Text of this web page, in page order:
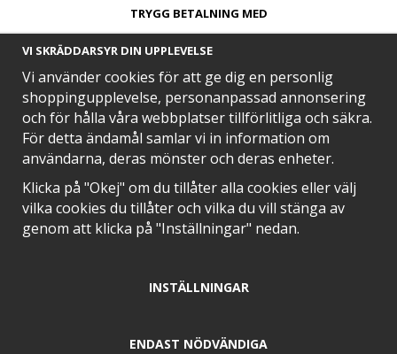
TRYGG BETALNING MED​
SNABB LEVERANS MED
EN DEL AV
VI SKRÄDDARSYR DIN UPPLEVELSE
Vi använder cookies för att ge dig en personlig
shoppingupplevelse, personanpassad annonsering
och för hålla våra webbplatser tillförlitliga och säkra.
För detta ändamål samlar vi in information om
användarna, deras mönster och deras enheter.
Klicka på "Okej" om du tillåter alla cookies eller välj
vilka cookies du tillåter och vilka du vill stänga av
genom att klicka på "Inställningar" nedan.
INSTÄLLNINGAR
ENDAST NÖDVÄNDIGA